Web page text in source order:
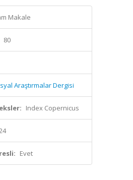
Makale
80
Araştırmalar Dergisi
Index Copernicus
Evet